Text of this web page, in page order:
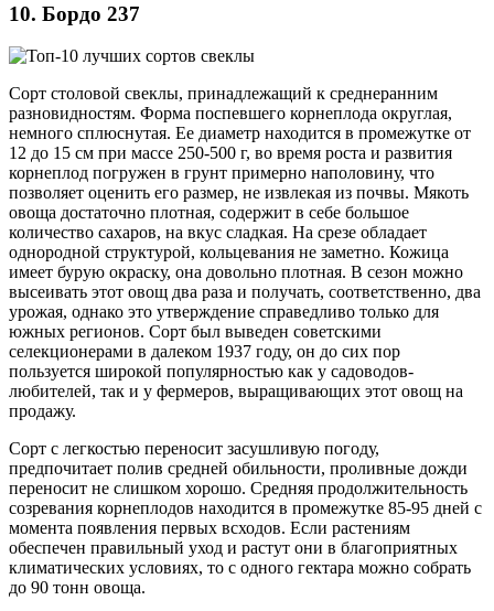
10. Бордо 237
Сорт столовой свеклы, принадлежащий к среднеранним
разновидностям. Форма поспевшего корнеплода округлая,
немного сплюснутая. Ее диаметр находится в промежутке от
12 до 15 см при массе 250-500 г, во время роста и развития
корнеплод погружен в грунт примерно наполовину, что
позволяет оценить его размер, не извлекая из почвы. Мякоть
овоща достаточно плотная, содержит в себе большое
количество сахаров, на вкус сладкая. На срезе обладает
однородной структурой, кольцевания не заметно. Кожица
имеет бурую окраску, она довольно плотная. В сезон можно
высеивать этот овощ два раза и получать, соответственно, два
урожая, однако это утверждение справедливо только для
южных регионов. Сорт был выведен советскими
селекционерами в далеком 1937 году, он до сих пор
пользуется широкой популярностью как у садоводов-
любителей, так и у фермеров, выращивающих этот овощ на
продажу.
Сорт с легкостью переносит засушливую погоду,
предпочитает полив средней обильности, проливные дожди
переносит не слишком хорошо. Средняя продолжительность
созревания корнеплодов находится в промежутке 85-95 дней с
момента появления первых всходов. Если растениям
обеспечен правильный уход и растут они в благоприятных
климатических условиях, то с одного гектара можно собрать
до 90 тонн овоща.